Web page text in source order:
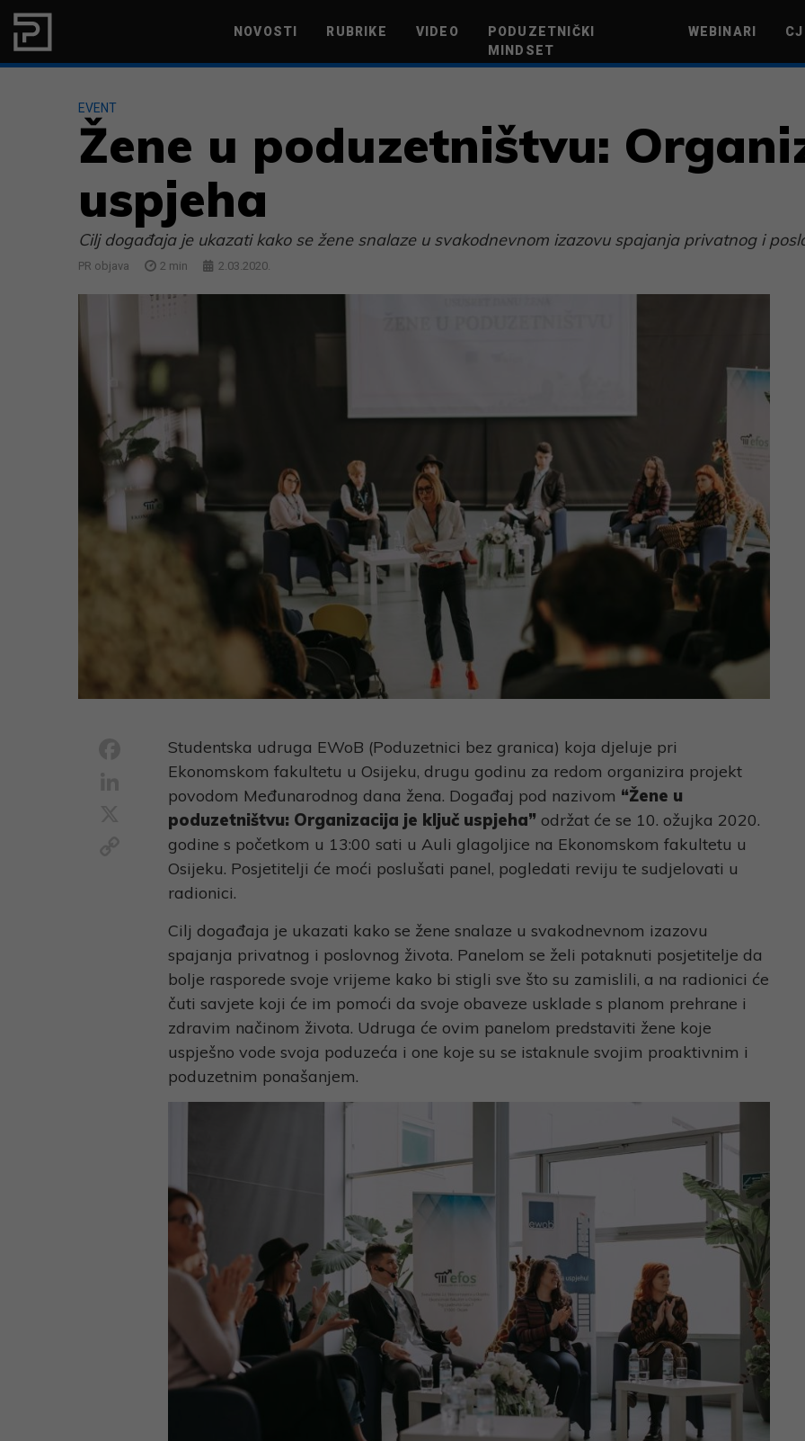
Skip to content NOVOSTI RUBRIKE VIDEO
PODUZETNIČKI
MINDSET
WEBINARI
EVENT
Žene u poduzetništvu:
uspjeha
Cilj događaja je ukazati kako se žene snalaze u svakodnevnom izazovu spajanja privatnog i
PR objava 2 min 2.03.2020.
Facebook
LinkedIn
Copy
Link
Studentska udruga EWoB (Poduzetnici bez granica) koja djeluje pri
Ekonomskom fakultetu u Osijeku, drugu godinu za redom organizira projekt
povodom Međunarodnog dana žena. Događaj pod nazivom “Žene u
poduzetništvu: Organizacija je ključ uspjeha” održat će se 10. ožujka 2020.
godine s početkom u 13:00 sati u Auli glagoljice na Ekonomskom fakultetu u
Osijeku. Posjetitelji će moći poslušati panel, pogledati reviju te sudjelovati u
radionici.
Cilj događaja je ukazati kako se žene snalaze u svakodnevnom izazovu
spajanja privatnog i poslovnog života. Panelom se želi potaknuti posjetitelje da
bolje rasporede svoje vrijeme kako bi stigli sve što su zamislili, a na radionici će
čuti savjete koji će im pomoći da svoje obaveze usklade s planom prehrane i
zdravim načinom života. Udruga će ovim panelom predstaviti žene koje
uspješno vode svoja poduzeća i one koje su se istaknule svojim proaktivnim i
poduzetnim ponašanjem.